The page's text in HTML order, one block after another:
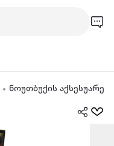
ნოუთბუქის აქსესუარები